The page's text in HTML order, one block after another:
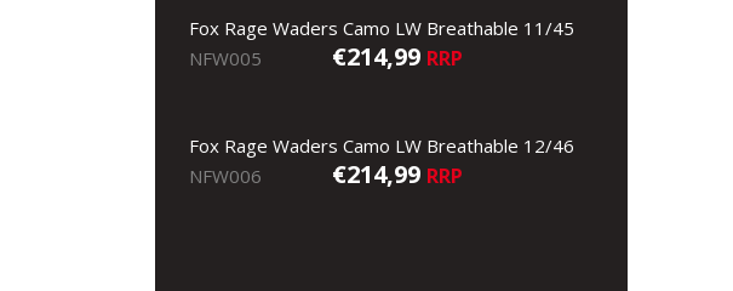
Fox Rage Waders Camo LW Breathable 11/45
NFW005
€214,99 RRP
Fox Rage Waders Camo LW Breathable 12/46
NFW006
€214,99 RRP